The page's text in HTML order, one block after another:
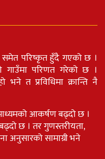
समेत परिष्कृत हुँदै गएको छ ।
गाउँमा परिणत गरेको छ ।
भने त प्रविधिमा क्रान्ति नै
आकर्षण बढ्दो छ ।
छ । तर गुणस्तरीयता,
अनुसारको सामाग्री भने